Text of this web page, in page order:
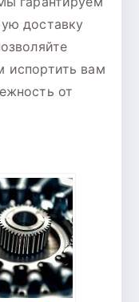
доставку
испортить вам
от